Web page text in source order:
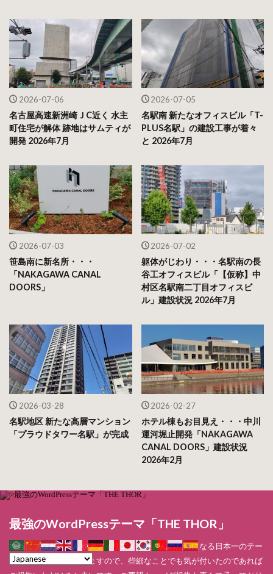
2026-07-06
名古屋高速新洲崎ＪC近く 水主
町住宅が解体 跡地はサムティが
開発 2026年7月
2026-07-05
名駅南 新たなオフィスビル「T-
PLUS名駅」の建設工事が着々
と 2026年7月
2026-07-03
笹島南に新名所・・・
「NAKAGAWA CANAL
DOORS」
2026-07-02
躯体がじわり・・・名駅南の長
谷工オフィスビル「【仮称】中
村区名駅南二丁目オフィスビ
ル」建設状況 2026年7月
2026-03-28
名駅地区 新たな高層マンション
「プラウドタワー名駅」が完成
2026-02-27
ホテル棟もお目見え・・・中川
運河堀止開発「NAKAGAWA
CANAL DOORS」建設状況
2026年2月
最強のWordPressテーマ「THE THOR」
本当にブロガーさんやアフィリエイターさんのためになる日本一のテー
マにしたいと思っていますので、些細なことでも気が付いたのであれば